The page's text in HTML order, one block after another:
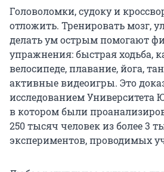
Головоломки, судоку и
отложить. Тренировать мозг,
делать ум острым помогают
упражнения: быстрая ходьба,
велосипеде, плавание, йога,
активные видеоигры. Это
исследованием Университета
в котором были
250 тысяч человек из более3
экспериментов, проводимых